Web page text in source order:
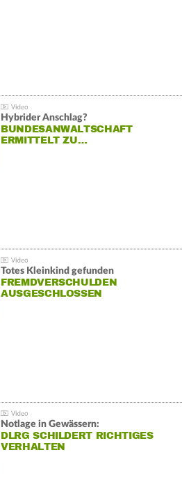
Hybrider Anschlag?
BUNDESANWALTSCHAFT
ERMITTELT ZU…
Totes Kleinkind gefunden
FREMDVERSCHULDEN
AUSGESCHLOSSEN
Notlage in Gewässern:
DLRG SCHILDERT RICHTIGES
VERHALTEN